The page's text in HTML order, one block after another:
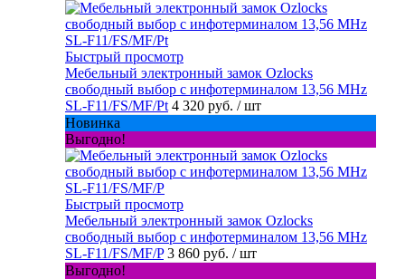
Быстрый просмотр
Мебельный электронный замок Ozlocks
свободный выбор с инфотерминалом 13,56 MHz
SL-F11/FS/MF/Pt 4 320 руб. / шт
Новинка
Выгодно!
Быстрый просмотр
Мебельный электронный замок Ozlocks
свободный выбор с инфотерминалом 13,56 MHz
SL-F11/FS/MF/P 3 860 руб. / шт
Выгодно!